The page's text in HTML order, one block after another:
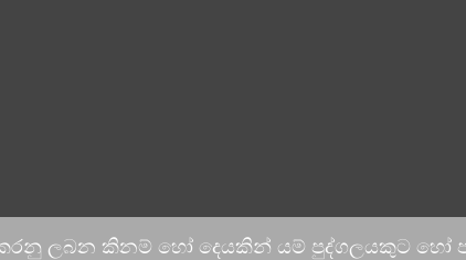
පළකරනු ලබන කිනම් හෝ දෙයකින් යම් පුද්ගලයකුට